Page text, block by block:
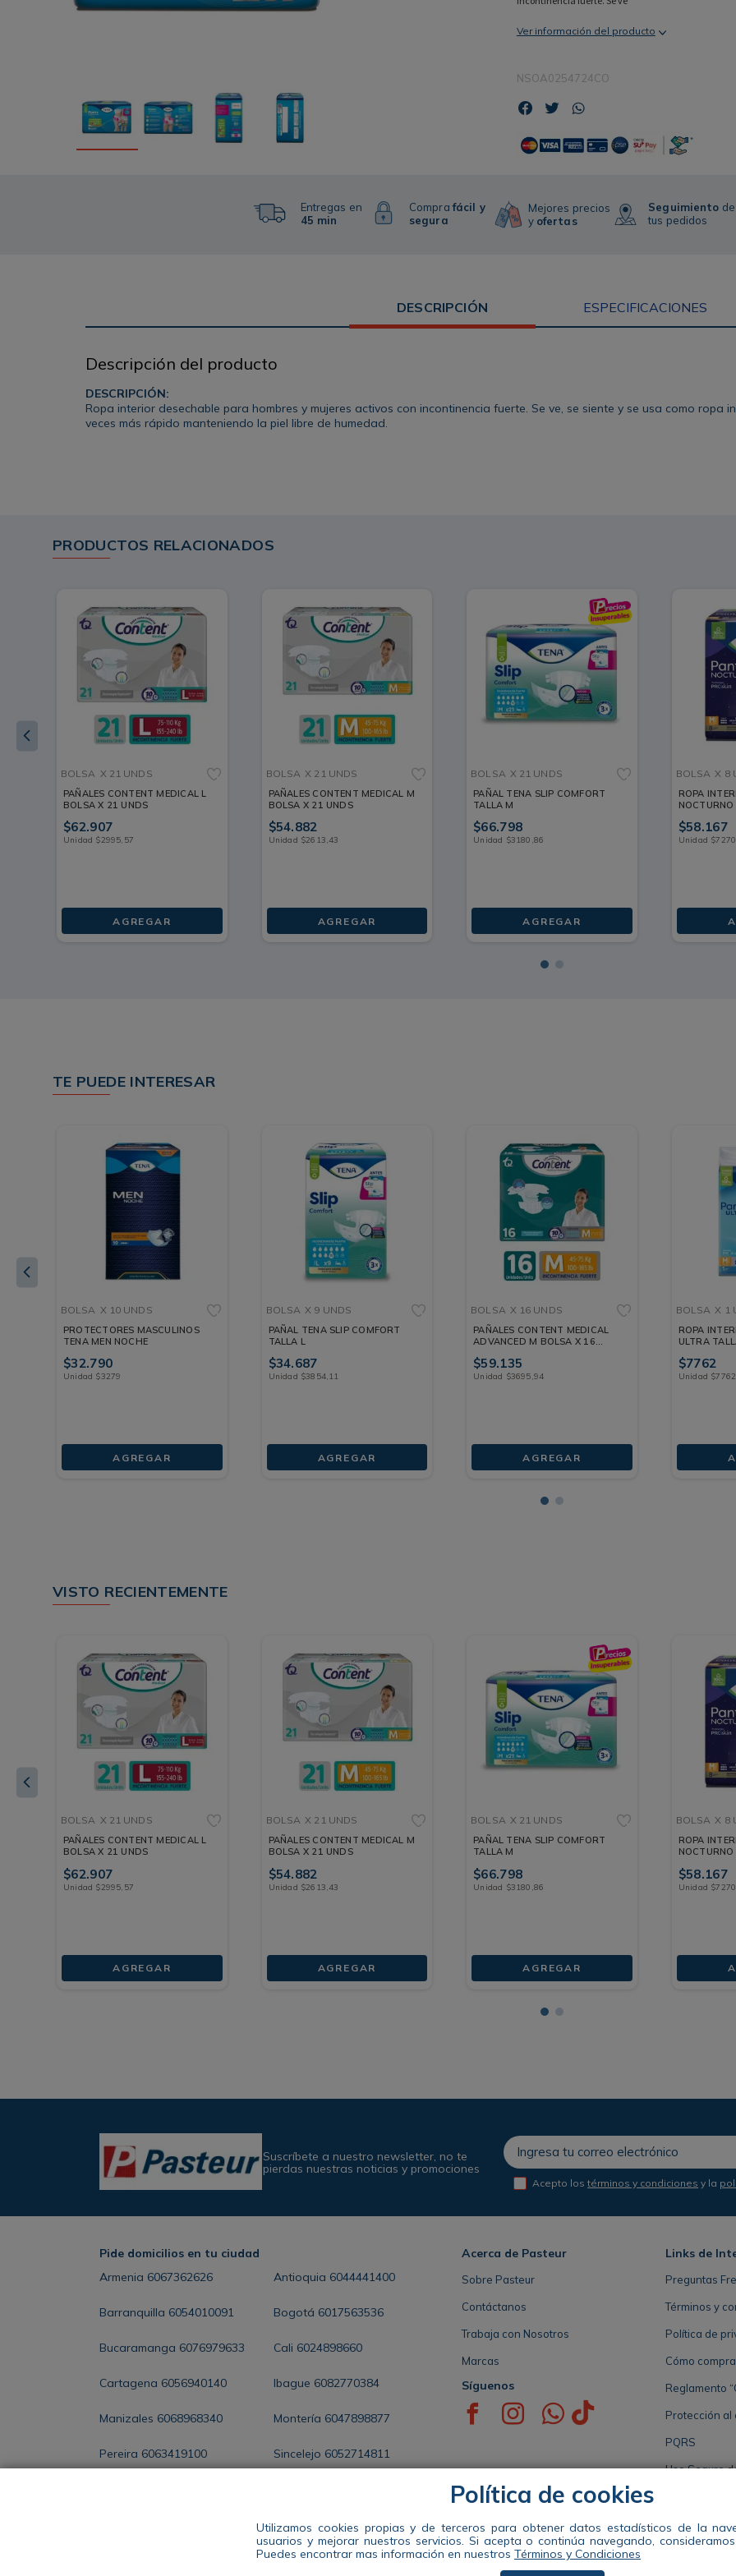
Política de cookies
Utilizamos cookies propias y de terceros para obtener datos estadísticos de la
usuarios y mejorar nuestros servicios. Si acepta o continúa navegando,
Puedes encontrar mas información en nuestros Términos y Condiciones
Ver información del producto
NSOA0254724CO
Entregas en
45 min
Comprafácil y
segura
Mejores precios
y ofertas
Seguimiento de
tus pedidos
DESCRIPCIÓN ESPECIFICACIONES
Descripción del producto
DESCRIPCIÓN:
Ropa interior desechable para hombres y mujeres activos con incontinencia fuerte. Se ve, se siente y se usa como ropa
veces más rápido manteniendo la piel libre de humedad.
PRODUCTOS RELACIONADOS
BOLSA X 21 UNDS
PAÑALES CONTENT MEDICAL L
BOLSA X 21 UNDS
$62.907
Unidad $2995, 57
AGREGAR
BOLSA X 21 UNDS
PAÑALES CONTENT MEDICAL M
BOLSA X 21 UNDS
$54.882
Unidad $2613,43
AGREGAR
BOLSA X 21 UNDS
PAÑAL TENA SLIP COMFORT
TALLA M
$66.798
Unidad $3180 ,86
AGREGAR
BOLSA X 8
ROPA
NOCTURNO
$58.167
Unidad $7270
TE PUEDE INTERESAR
BOLSA X 10 UNDS
PROTECTORES MASCULINOS
TENA MEN NOCHE
$32.790
Unidad $3279
AGREGAR
BOLSA X 9 UNDS
PAÑAL TENA SLIP COMFORT
TALLA L
$34.687
Unidad $3854,11
AGREGAR
BOLSA X 16 UNDS
PAÑALES CONTENT MEDICAL
ADVANCED M BOLSA X 16
$59.135
Unidad $3695,94
AGREGAR
BOLSA X 1
ROPA
ULTRA
$7762
Unidad $7762
VISTO RECIENTEMENTE
BOLSA X 21 UNDS
PAÑALES CONTENT MEDICAL L
BOLSA X 21 UNDS
$62.907
Unidad $2995 57
AGREGAR
BOLSA X 21 UNDS
PAÑALES CONTENT MEDICAL M
BOLSA X 21 UNDS
$54.882
Unidad $2613 ,43
AGREGAR
BOLSA X 21 UNDS
PAÑAL TENA SLIP COMFORT
TALLA M
$66.798
Unidad $3180 86
AGREGAR
BOLSA X 8
ROPA
$58.167
Unidad $7270
Suscríbete a nuestro newsletter, no te
pierdas nuestras noticias y promociones
Acepto lostérminos y condiciones y la
Pide domicilios en tu ciudad
Armenia 6067362626 Antioquia 6044441400
Barranquilla 6054010091 Bogotá 6017563536
Bucaramanga 6076979633 Cali 6024898660
Cartagena 6056940140 Ibague 6082770384
Manizales 6068968340 Montería 6047898877
Pereira 6063419100 Sincelejo 6052714811
Acerca de Pasteur
Sobre Pasteur
Contáctanos
Trabaja con Nosotros
Marcas
Síguenos
Links de
Preguntas
Términos y
Política de
Cómo
Reglamento
Protección al
PQRS
Uso Seguro
Distribuidora Pasteur S.A. Nit 890941663-1 Dir: Calle 49 #57-35 tel: